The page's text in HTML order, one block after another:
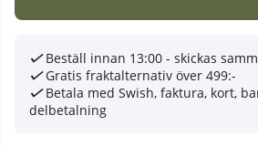
Beställ innan 13:00 - skickas
Gratis fraktalternativ över 499:-
Betala med Swish, faktura, kort,
delbetalning